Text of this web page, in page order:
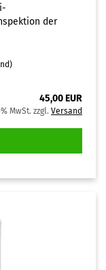
der
45,00 EUR
MwSt. zzgl. Versand